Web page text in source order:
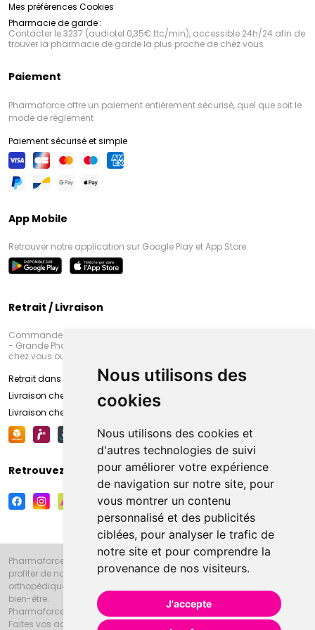
Nous utilisons des
cookies
Nous utilisons des cookies et
d'autres technologies de suivi
pour améliorer votre expérience
de navigation sur notre site, pour
vous montrer un contenu
personnalisé et des publicités
ciblées, pour analyser le trafic de
notre site et pour comprendre la
provenance de nos visiteurs.
J'accepte
Mes préférences Cookies
Pharmacie de garde :
Contacter le 3237 (audiotel 0,35€ ttc/min), accessible 24h/24 afin de
trouver la pharmacie de garde la plus proche de chez vous
Paiement
Pharmaforce offre un paiement entièrement sécurisé, quel que soit le
mode de règlement
Paiement sécurisé et simple
App Mobile
Retrouver notre application sur Google Play et App Store
Retrait / Livraison
Commandez en ligne et venez chercher votre commande à Amiens
- Grande Pharmacie d’Amiens (Fachon) ou recevez-là rapidement
chez vous ou en point retrait
Retrait dans la pharmacie d’Amiens
Livraison chez vous
Livraison chez votre commerçant
Retrouvez-nous sur vos réseaux sociaux
Pharmaforce.fr et la Grande Pharmacie d’Amiens vous souhaitent de
profiter de notre accueil, de nos conseils pharmaceutiques,
orthopédiques, homéopathiques, parapharmaceutiques, beauté et
bien-être.
Pharmaforce.fr est le site internet de la Grande Pharmacie d’Amiens.
Faites vos achats en ligne grâce à un choix de 20000 références en